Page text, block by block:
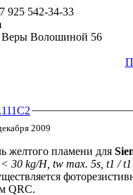
925 542-34-33
Веры Волошиной 56
2009
желтого пламени для
30 kg/H, tw max. 5s, t1 /
QRC.